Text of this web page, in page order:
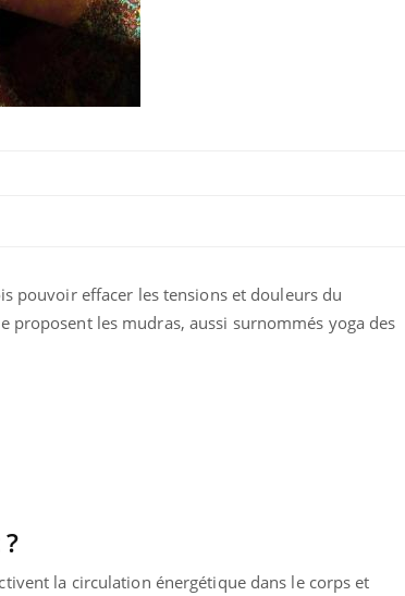
pouvoir effacer les tensions et douleurs du
proposent les mudras, aussi surnommés yoga des
la circulation énergétique dans le corps et